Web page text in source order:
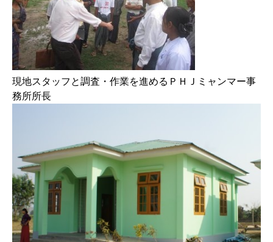
現地スタッフと調査・作業を進めるＰＨＪミャンマー事
務所所長